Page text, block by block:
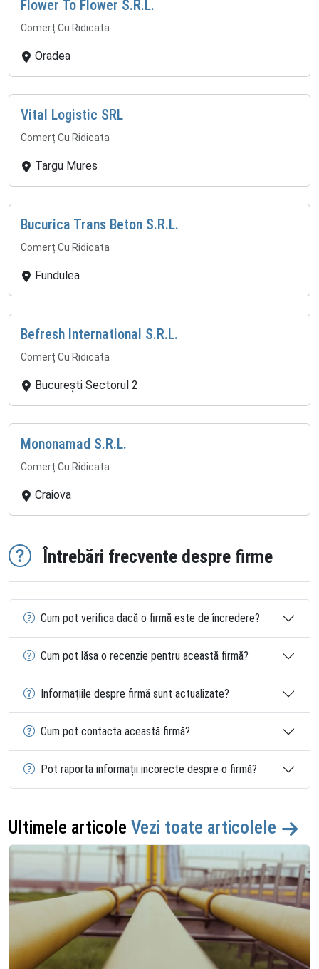
Flower To Flower S.R.L.
Comerț Cu Ridicata
Oradea
Vital Logistic SRL
Comerț Cu Ridicata
Targu Mures
Bucurica Trans Beton S.R.L.
Comerț Cu Ridicata
Fundulea
Befresh International S.R.L.
Comerț Cu Ridicata
București Sectorul 2
Mononamad S.R.L.
Comerț Cu Ridicata
Craiova
Întrebări frecvente despre firme
Cum pot verifica dacă o firmă este de încredere?
Cum pot lăsa o recenzie pentru această firmă?
Informațiile despre firmă sunt actualizate?
Cum pot contacta această firmă?
Pot raporta informații incorecte despre o firmă?
Ultimele articole Vezi toate articolele